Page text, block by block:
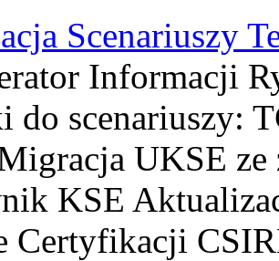
Scenariuszy
Informacji
do scenariuszy:
UKSE
KSE
Certyfikacji